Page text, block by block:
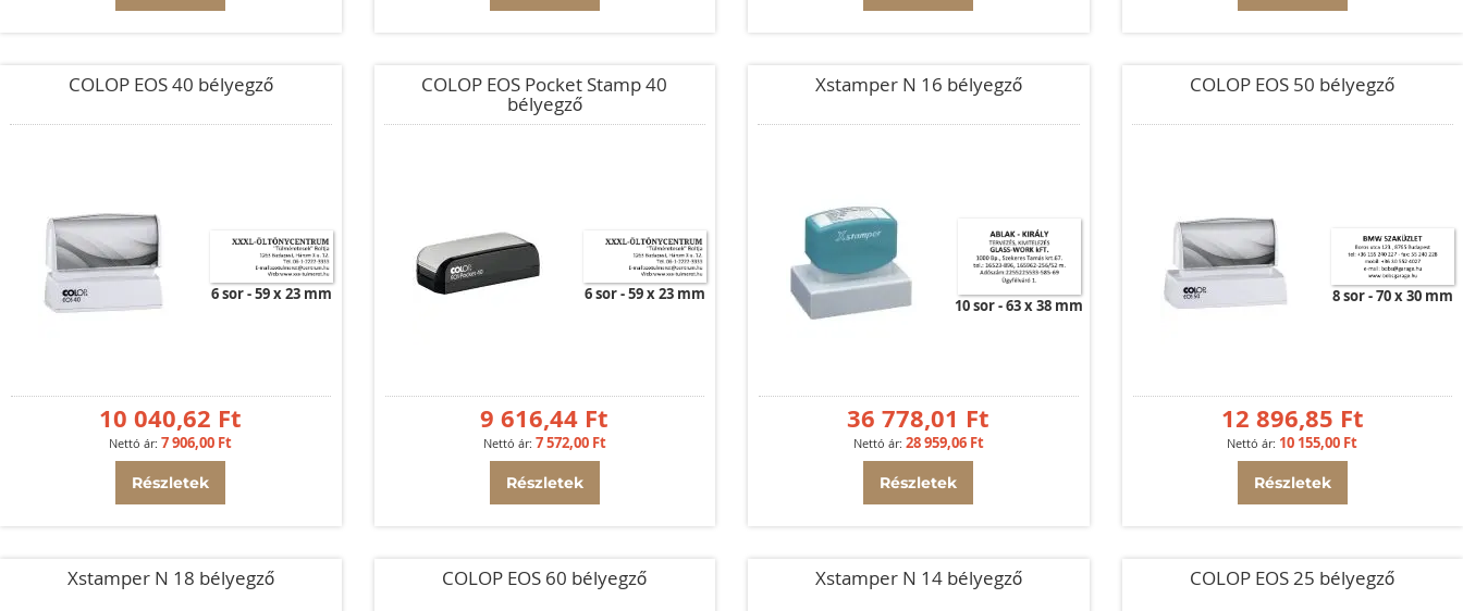
COLOP EOS 40 bélyegző
6 sor 59 x 23 mm
10 040,62 Ft
7 906,00 Ft
Részletek
COLOP EOS Pocket Stamp 40
bélyegző
6 sor 59 x 23 mm
9 616,44 Ft
7 572,00 Ft
Részletek
Xstamper N 16 bélyegző
10 sor 63 x 38 mm
36 778,01 Ft
28 959,06 Ft
Részletek
COLOP EOS 50 bélyegző
8 sor 70 x 30 mm
12 896,85 Ft
10 155,00 Ft
Részletek
Xstamper N 18 bélyegző COLOP EOS 60 bélyegző Xstamper N 14 bélyegző COLOP EOS 25 bélyegző